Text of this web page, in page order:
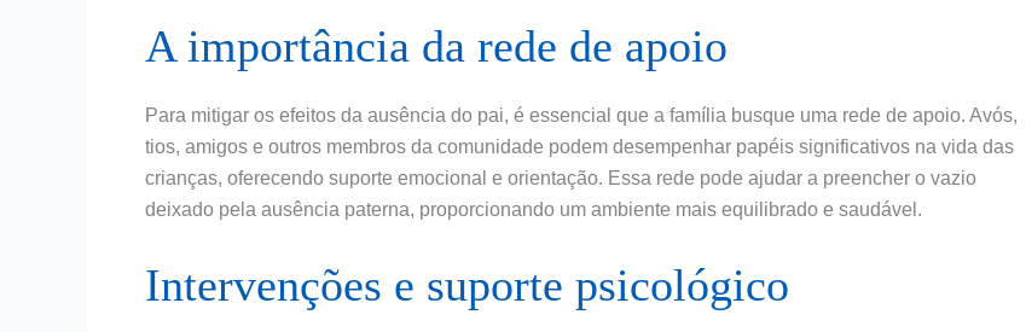
A importância da rede de apoio
Para mitigar os efeitos da ausência do pai, é essencial que a família busque uma rede de apoio. Avós,
tios, amigos e outros membros da comunidade podem desempenhar papéis significativos na vida das
crianças, oferecendo suporte emocional e orientação. Essa rede pode ajudar a preencher o vazio
deixado pela ausência paterna, proporcionando um ambiente mais equilibrado e saudável.
Intervenções e suporte psicológico